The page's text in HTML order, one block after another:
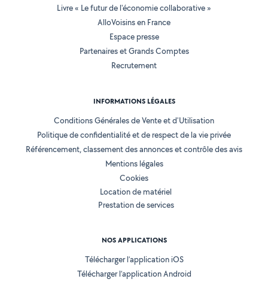
Livre « Le futur de l'économie collaborative »
AlloVoisins en France
Espace presse
Partenaires et Grands Comptes
Recrutement
INFORMATIONS LÉGALES
Conditions Générales de Vente et d'Utilisation
Politique de confidentialité et de respect de la vie privée
Référencement, classement des annonces et contrôle des avis
Mentions légales
Cookies
Location de matériel
Prestation de services
NOS APPLICATIONS
Télécharger l’application iOS
Télécharger l’application Android